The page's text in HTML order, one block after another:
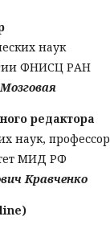
наук
ФНИСЦ РАН
редактора
наук, профессор
МИД РФ
Кравченко